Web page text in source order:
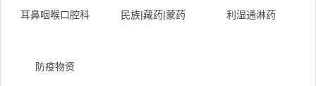
耳鼻咽喉口腔科 民族|藏药|蒙药 利湿通淋药
防疫物资